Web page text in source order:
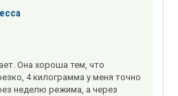
Она хороша тем, что
4 килограмма у меня точно
неделю режима, а через